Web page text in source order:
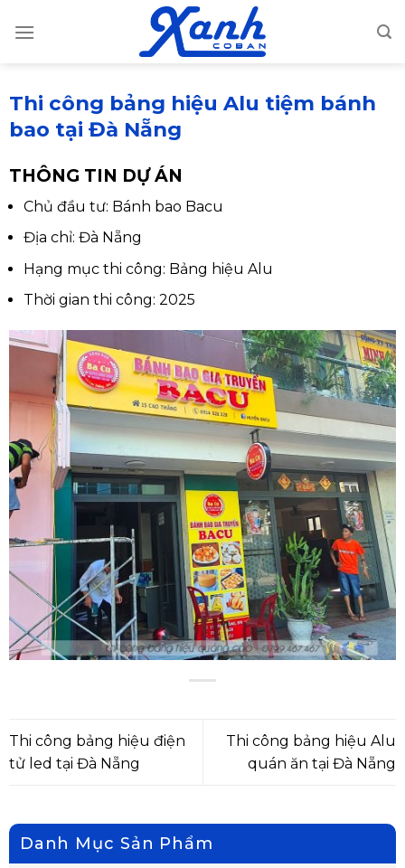
Thi công bảng hiệu Alu tiệm bánh
bao tại Đà Nẵng
THÔNG TIN DỰ ÁN
Chủ đầu tư: Bánh bao Bacu
Địa chỉ: Đà Nẵng
Hạng mục thi công: Bảng hiệu Alu
Thời gian thi công: 2025
Thi công bảng hiệu điện
tử led tại Đà Nẵng
Thi công bảng hiệu Alu
quán ăn tại Đà Nẵng
Danh Mục Sản Phẩm